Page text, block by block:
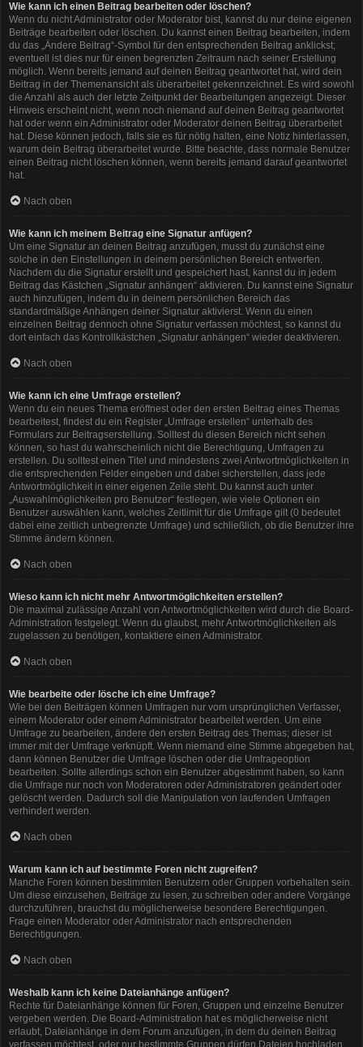
Wie kann ich einen Beitrag bearbeiten oder löschen?
Wenn du nicht Administrator oder Moderator bist, kannst du nur deine eigenen
Beiträge bearbeiten oder löschen. Du kannst einen Beitrag bearbeiten, indem
du das „Ändere Beitrag“-Symbol für den entsprechenden Beitrag anklickst;
eventuell ist dies nur für einen begrenzten Zeitraum nach seiner Erstellung
möglich. Wenn bereits jemand auf deinen Beitrag geantwortet hat, wird dein
Beitrag in der Themenansicht als überarbeitet gekennzeichnet. Es wird sowohl
die Anzahl als auch der letzte Zeitpunkt der Bearbeitungen angezeigt. Dieser
Hinweis erscheint nicht, wenn noch niemand auf deinen Beitrag geantwortet
hat oder wenn ein Administrator oder Moderator deinen Beitrag überarbeitet
hat. Diese können jedoch, falls sie es für nötig halten, eine Notiz hinterlassen,
warum dein Beitrag überarbeitet wurde. Bitte beachte, dass normale Benutzer
einen Beitrag nicht löschen können, wenn bereits jemand darauf geantwortet
hat.
Nach oben
Wie kann ich meinem Beitrag eine Signatur anfügen?
Um eine Signatur an deinen Beitrag anzufügen, musst du zunächst eine
solche in den Einstellungen in deinem persönlichen Bereich entwerfen.
Nachdem du die Signatur erstellt und gespeichert hast, kannst du in jedem
Beitrag das Kästchen „Signatur anhängen“ aktivieren. Du kannst eine Signatur
auch hinzufügen, indem du in deinem persönlichen Bereich das
standardmäßige Anhängen deiner Signatur aktivierst. Wenn du einen
einzelnen Beitrag dennoch ohne Signatur verfassen möchtest, so kannst du
dort einfach das Kontrollkästchen „Signatur anhängen“ wieder deaktivieren.
Nach oben
Wie kann ich eine Umfrage erstellen?
Wenn du ein neues Thema eröffnest oder den ersten Beitrag eines Themas
bearbeitest, findest du ein Register „Umfrage erstellen“ unterhalb des
Formulars zur Beitragserstellung. Solltest du diesen Bereich nicht sehen
können, so hast du wahrscheinlich nicht die Berechtigung, Umfragen zu
erstellen. Du solltest einen Titel und mindestens zwei Antwortmöglichkeiten in
die entsprechenden Felder eingeben und dabei sicherstellen, dass jede
Antwortmöglichkeit in einer eigenen Zeile steht. Du kannst auch unter
„Auswahlmöglichkeiten pro Benutzer“ festlegen, wie viele Optionen ein
Benutzer auswählen kann, welches Zeitlimit für die Umfrage gilt (0 bedeutet
dabei eine zeitlich unbegrenzte Umfrage) und schließlich, ob die Benutzer ihre
Stimme ändern können.
Nach oben
Wieso kann ich nicht mehr Antwortmöglichkeiten erstellen?
Die maximal zulässige Anzahl von Antwortmöglichkeiten wird durch die Board-
Administration festgelegt. Wenn du glaubst, mehr Antwortmöglichkeiten als
zugelassen zu benötigen, kontaktiere einen Administrator.
Nach oben
Wie bearbeite oder lösche ich eine Umfrage?
Wie bei den Beiträgen können Umfragen nur vom ursprünglichen Verfasser,
einem Moderator oder einem Administrator bearbeitet werden. Um eine
Umfrage zu bearbeiten, ändere den ersten Beitrag des Themas; dieser ist
immer mit der Umfrage verknüpft. Wenn niemand eine Stimme abgegeben hat,
dann können Benutzer die Umfrage löschen oder die Umfrageoption
bearbeiten. Sollte allerdings schon ein Benutzer abgestimmt haben, so kann
die Umfrage nur noch von Moderatoren oder Administratoren geändert oder
gelöscht werden. Dadurch soll die Manipulation von laufenden Umfragen
verhindert werden.
Nach oben
Warum kann ich auf bestimmte Foren nicht zugreifen?
Manche Foren können bestimmten Benutzern oder Gruppen vorbehalten sein.
Um diese einzusehen, Beiträge zu lesen, zu schreiben oder andere Vorgänge
durchzuführen, brauchst du möglicherweise besondere Berechtigungen.
Frage einen Moderator oder Administrator nach entsprechenden
Berechtigungen.
Nach oben
Weshalb kann ich keine Dateianhänge anfügen?
Rechte für Dateianhänge können für Foren, Gruppen und einzelne Benutzer
vergeben werden. Die Board-Administration hat es möglicherweise nicht
erlaubt, Dateianhänge in dem Forum anzufügen, in dem du deinen Beitrag
verfassen möchtest, oder nur bestimmte Gruppen dürfen Dateien hochladen.